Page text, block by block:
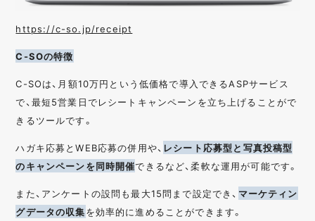
https://c-so.jp/receipt
C-SOの特徴
C-SOは、月額10万円という低価格で導入できるASPサービス
で、最短5営業日でレシートキャンペーンを立ち上げることがで
きるツールです。
ハガキ応募とWEB応募の併用や、 レシート応募型と写真投稿型
のキャンペーンを同時開催できるなど、柔軟な運用が可能です。
また、アンケートの設問も最大15問まで設定でき、 マーケティン
グデータの収集を効率的に進めることができます。